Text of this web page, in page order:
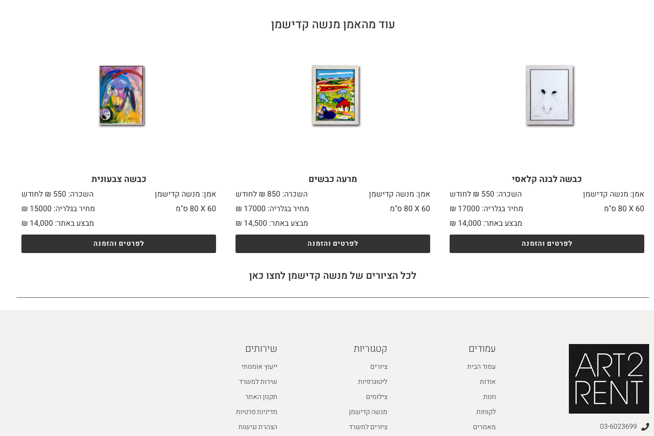
עוד מהאמן מנשה קדישמן
כבשה לבנה קלאסי
אמן: מנשה קדישמן
השכרה: 550 ₪ לחודש
60 X
מחיר בגלריה: 17000 ₪
מבצע באתר:
₪ 14,000
לפרטים והזמנה
מרעה כבשים
אמן: מנשה קדישמן
השכרה: 850 ₪ לחודש
60 X
מחיר בגלריה: 17000 ₪
מבצע באתר:
₪ 14,500
לפרטים והזמנה
כבשה צבעונית
אמן: מנשה קדישמן
השכרה: 550 ₪ לחודש
60 X
מחיר בגלריה: 15000 ₪
מבצע באתר:
₪ 14,000
לפרטים והזמנה
לכל הציורים של מנשה קדישמן לחצו כאן
03-6023699
עמודים
עמוד הבית
אודות
חנות
לקוחות
מאמרים
קטגוריות
ציורים
ליטוגרפיות
צילומים
מנשה קדישמן
ציורים למשרד
שירותים
ייעוץ אומנותי
שירות למשרד
תקנון האתר
מדיניות פרטיות
הצהרת נגישות